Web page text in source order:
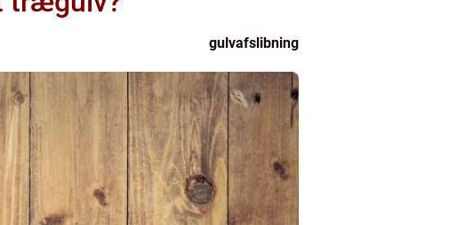
gulvafslibning